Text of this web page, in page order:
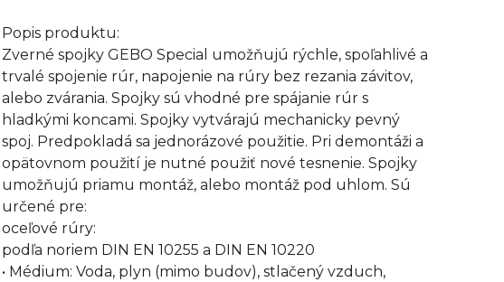
Popis produktu:
Zverné spojky GEBO Special umožňujú rýchle, spoľahlivé a
trvalé spojenie rúr, napojenie na rúry bez rezania závitov,
alebo zvárania. Spojky sú vhodné pre spájanie rúr s
hladkými koncami. Spojky vytvárajú mechanicky pevný
spoj. Predpokladá sa jednorázové použitie. Pri demontáži a
opätovnom použití je nutné použiť nové tesnenie. Spojky
umožňujú priamu montáž, alebo montáž pod uhlom. Sú
určené pre:
oceľové rúry:
podľa noriem DIN EN 10255 a DIN EN 10220
• Médium: Voda, plyn (mimo budov), stlačený vzduch,